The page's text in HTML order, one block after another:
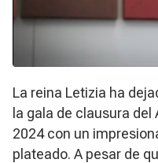
La reina Letizia ha
la gala de clausura
2024 con un
plateado. A pesar de